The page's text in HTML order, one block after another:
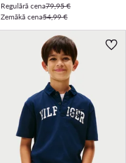
Regulārā cena79,95 €
Zemākā cena54,99 €